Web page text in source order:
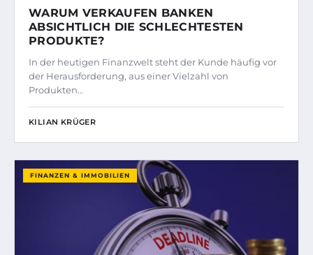
WARUM VERKAUFEN BANKEN
ABSICHTLICH DIE SCHLECHTESTEN
PRODUKTE?
In der heutigen Finanzwelt steht der Kunde häufig vor
der Herausforderung, aus einer Vielzahl von
Produkten…
KILIAN KRÜGER
FINANZEN & IMMOBILIEN